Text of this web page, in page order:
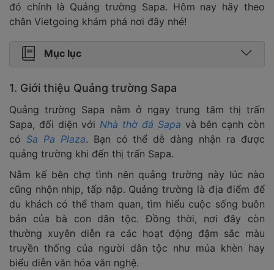
đó chính là Quảng trường Sapa. Hôm nay hãy theo
chân Vietgoing khám phá nơi đây nhé!
Mục lục
1. Giới thiệu Quảng trường Sapa
Quảng trường Sapa nằm ở ngay trung tâm thị trấn
Sapa, đối diện vớiNhà thờ đá Sapa và bên cạnh còn
có Sa Pa Plaza. Bạn có thể dễ dàng nhận ra được
quảng trường khi đến thị trấn Sapa.
Nằm kế bên chợ tình nên quảng trường này lúc nào
cũng nhộn nhịp, tấp nập. Quảng trường là địa điểm để
du khách có thể tham quan, tìm hiểu cuộc sống buôn
bán của bà con dân tộc. Đồng thời, nơi đây còn
thường xuyên diễn ra các hoạt động đậm sắc màu
truyền thống của người dân tộc như múa khèn hay
biểu diễn văn hóa văn nghệ.